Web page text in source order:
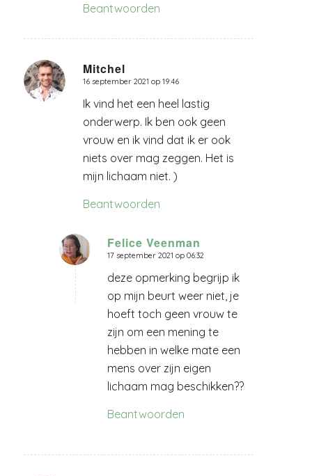
Beantwoorden
Mitchel
zegt:
16 september 2021 op 19:46
Ik vind het een heel lastig
onderwerp. Ik ben ook geen
vrouw en ik vind dat ik er ook
niets over mag zeggen. Het is
mijn lichaam niet. )
Beantwoorden
Felice Veenman
zegt:
17 september 2021 op 06:32
deze opmerking begrijp ik
op mijn beurt weer niet, je
hoeft toch geen vrouw te
zijn om een mening te
hebben in welke mate een
mens over zijn eigen
lichaam mag beschikken??
Beantwoorden